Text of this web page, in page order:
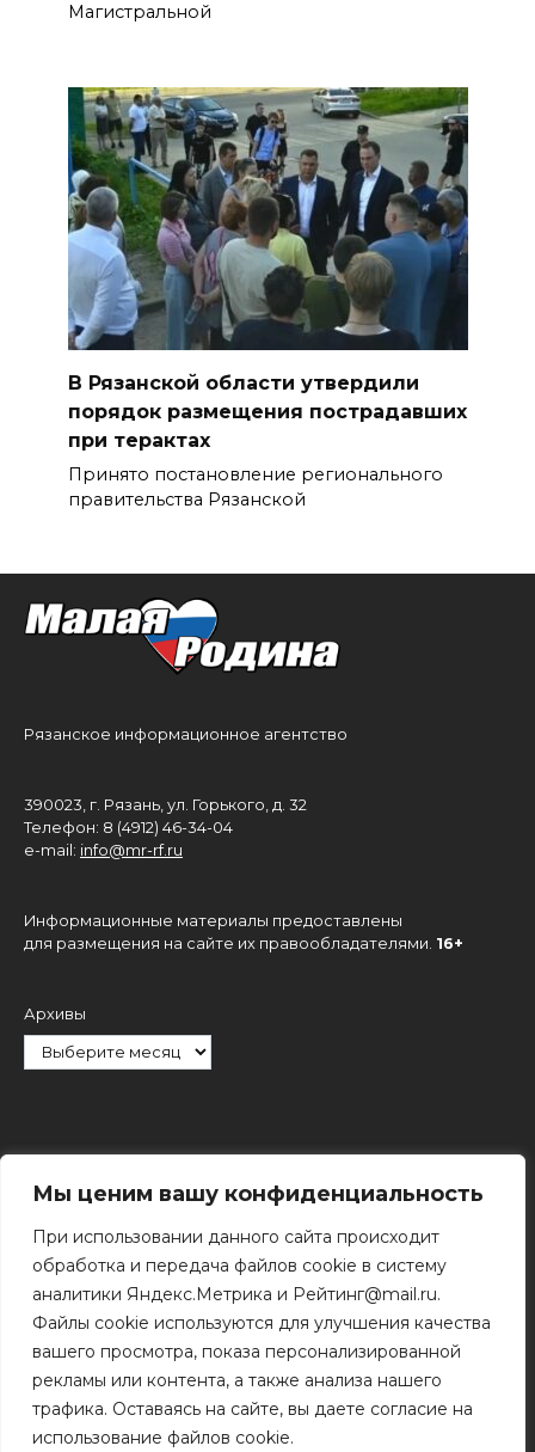
Мы ценим вашу конфиденциальность
При использовании данного сайта происходит
обработка и передача файлов cookie в систему
аналитики Яндекс.Метрика и Рейтинг@mail.ru.
Файлы cookie используются для улучшения качества
вашего просмотра, показа персонализированной
рекламы или контента, а также анализа нашего
трафика. Оставаясь на сайте, вы даете согласие на
использование файлов cookie.
Магистральной
В Рязанской области утвердили
порядок размещения пострадавших
при терактах
Принято постановление регионального
правительства Рязанской
Рязанское информационное агентство
390023, г. Рязань, ул. Горького, д. 32
Телефон: 8 (4912) 46-34-04
e-mail: info@mr-rf.ru
Информационные материалы предоставлены
для размещения на сайте их правообладателями. 16+
Архивы
Поиск